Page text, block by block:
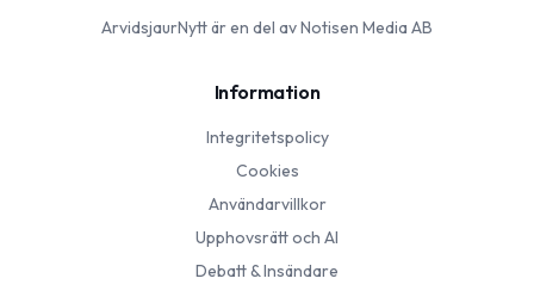
ArvidsjaurNyttär en del av Notisen Media AB
Information
Integritetspolicy
Cookies
Användarvillkor
Upphovsrätt och AI
Debatt & Insändare